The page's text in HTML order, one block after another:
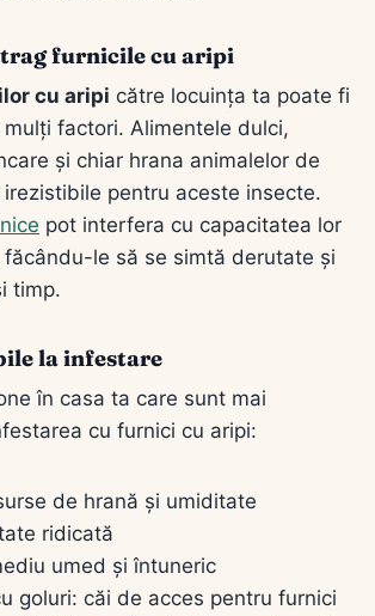
furnicile cu aripi
cu aripi către locuința ta poate fi
factori. Alimentele dulci,
și chiar hrana animalelor de
pentru aceste insecte.
pot interfera cu capacitatea lor
le să se simtă derutate și
timp.
la infestare
în casa ta care sunt mai
cu furnici cu aripi:
de hrană și umiditate
ridicată
umed și întuneric
goluri: căi de acces pentru furnici